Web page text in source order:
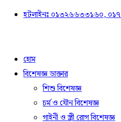
হটলাইনঃ ০১৩২৬৬৩৩১৬০,
হোম
বিশেষজ্ঞ ডাক্তার
শিশু বিশেষজ্ঞ
চর্ম ও যৌন বিশেষজ্ঞ
গাইনী ও স্ত্রী রোগ বিশেষজ্ঞ